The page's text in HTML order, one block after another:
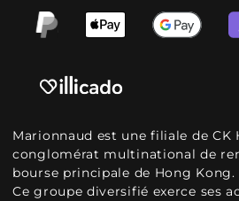
Marionnaud est une filiale de CK
conglomérat multinational de
bourse principale de Hong Kong.
Ce groupe diversifié exerce ses